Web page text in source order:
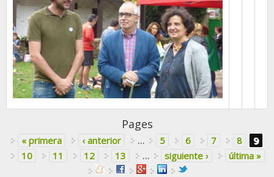
Pages
« primera ‹ anterior … 5 6 7 8
9
10
11 12 13 … siguiente › última »